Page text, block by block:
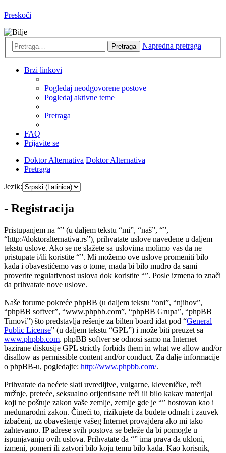
Preskoči
Pretraga Napredna pretraga
Brzi linkovi
Pogledaj neodgovorene postove
Pogledaj aktivne teme
Pretraga
FAQ
Prijavite se
Doktor Alternativa Doktor Alternativa
Pretraga
Jezik:
- Registracija
Pristupanjem na “” (u daljem tekstu “mi”, “naš”, “”,
“http://doktoralternativa.rs”), prihvatate uslove navedene u daljem
tekstu uslove. Ako se ne slažete sa uslovima molimo vas da ne
pristupate i/ili koristite “”. Mi možemo ove uslove promeniti bilo
kada i obavestićemo vas o tome, mada bi bilo mudro da sami
proverite regulativnost uslova dok koristite “”. Posle izmena to znači
da prihvatate nove uslove.
Naše forume pokreće phpBB (u daljem tekstu “oni”, “njihov”,
“phpBB softver”, “www.phpbb.com”, “phpBB Grupa”, “phpBB
Timovi”) što predstavlja rešenje za bilten board idat pod “General
Public License” (u daljem tekstu “GPL”) i može biti preuzet sa
www.phpbb.com. phpBB softver se odnosi samo na Internet
bazirane diskusije GPL strictly forbids them in what we allow and/or
disallow as permissible content and/or conduct. Za dalje informacije
o phpBB-u, pogledajte: http://www.phpbb.com/.
Prihvatate da nećete slati uvredljive, vulgarne, kleveničke, reči
mržnje, preteće, seksualno orijentisane reči ili bilo kakav materijal
koji ne poštuje zakon vaše zemlje, zemlje gde je “” hostovan kao i
međunarodni zakon. Čineći to, rizikujete da budete odmah i zauvek
izbačeni, uz obaveštenje vašeg Internet provajdera ako mi tako
zahtevamo. IP adrese svih postova se beleže da bi pomogle u
ispunjavanju ovih uslova. Prihvatate da “” ima prava da ukloni,
izmeni, pomeri ili zatvori bilo koju temu bilo kada. Kao korisnik,